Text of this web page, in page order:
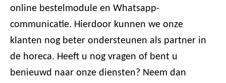
online bestelmodule en Whatsapp-
communicatie. Hierdoor kunnen we onze
klanten nog beter ondersteunen als partner in
de horeca. Heeft u nog vragen of bent u
benieuwd naar onze diensten? Neem dan